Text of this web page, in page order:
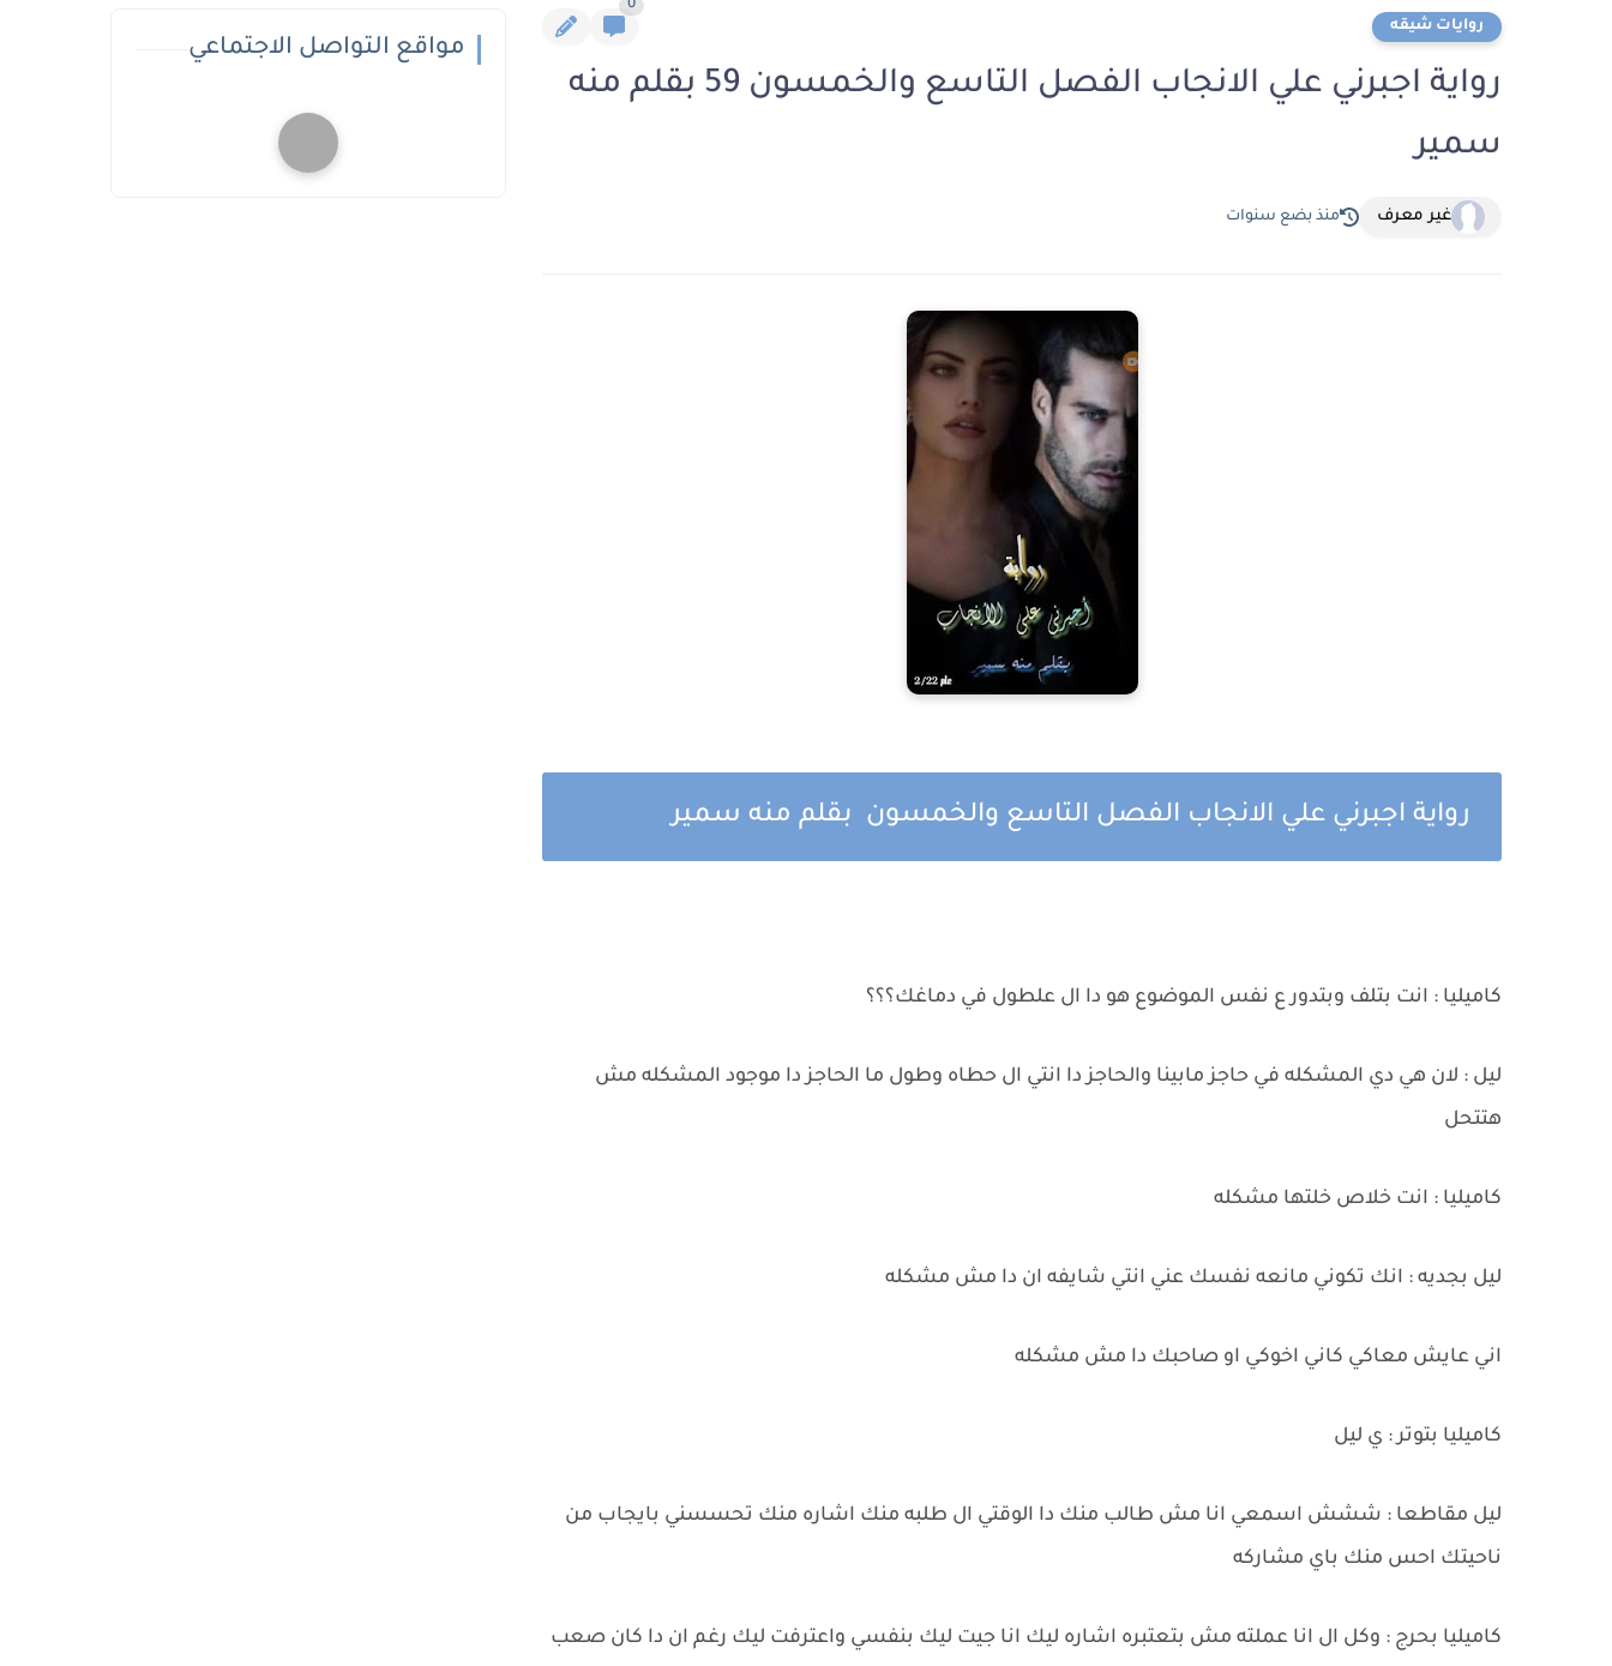
روايات شيقه
0
رواية اجبرني علي الانجاب الفصل التاسع والخمسون 59 بقلم منه
سمير
غير معرف منذ بضع سنوات
رواية اجبرني علي الانجاب الفصل التاسع والخمسون بقلم منه سمير
كاميليا : انت بتلف وبتدور ع نفس الموضوع هو دا ال علطول في دماغك؟؟؟
ليل : لان هي دي المشكله في حاجز مابينا والحاجز دا انتي ال حطاه وطول ما الحاجز دا موجود المشكله مش
هتتحل
كاميليا : انت خلاص خلتها مشكله
ليل بجديه : انك تكوني مانعه نفسك عني انتي شايفه ان دا مش مشكله
اني عايش معاكي كاني اخوكي او صاحبك دا مش مشكله
كاميليا بتوتر : ي ليل
ليل مقاطعا : ششش اسمعي انا مش طالب منك دا الوقتي ال طلبه منك اشاره منك تحسسني بايجاب من
ناحيتك احس منك باي مشاركه
كاميليا بحرج : وكل ال انا عملته مش بتعتبره اشاره ليك انا جيت ليك بنفسي واعترفت ليك رغم ان دا كان صعب
مواقع التواصل الاجتماعي